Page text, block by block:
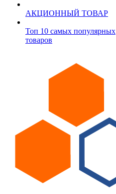
АКЦИОННЫЙ ТОВАР
Топ 10 самых популярных
товаров